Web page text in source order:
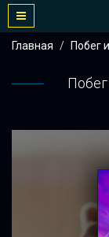
Главная Побег